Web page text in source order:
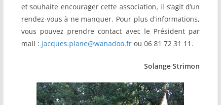
et souhaite encourager cette association, il s’agit d’un
rendez-vous à ne manquer. Pour plus d’informations,
vous pouvez prendre contact avec le Président par
mail : jacques.plane@wanadoo.frou 06 81 72 31 11.
Solange Strimon